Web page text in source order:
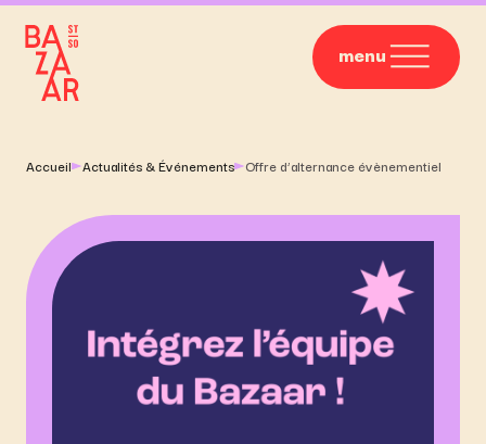
menu
Accueil Actualités & Événements Offre d’alternance évènementiel